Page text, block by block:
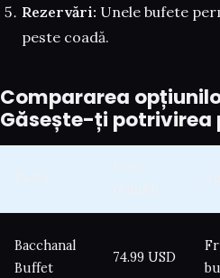
Rezervări: Unele bufete
peste coadă.
Compararea
Găsește-ți potrivirea
Bacchanal
Buffet
74.99 USD